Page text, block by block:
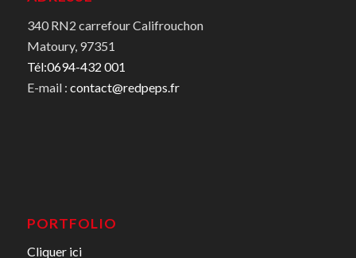
340 RN2 carrefour Califrouchon
Matoury, 97351
Tél:0694-432 001
E-mail : contact@redpeps.fr
PORTFOLIO
Cliquer ici